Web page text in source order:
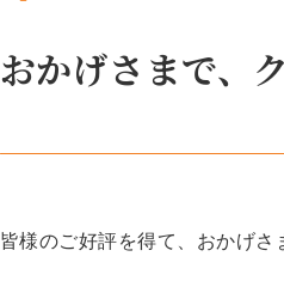
おかげさまで、
皆様のご好評を得て、おかげさ